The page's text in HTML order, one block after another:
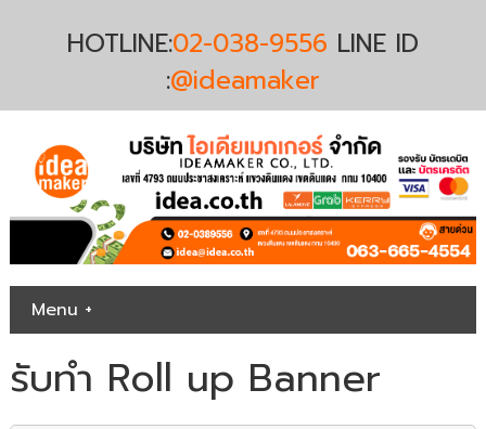
HOTLINE:02-038-9556 LINE ID
:@ideamaker
Menu +
รับทำ Roll up Banner